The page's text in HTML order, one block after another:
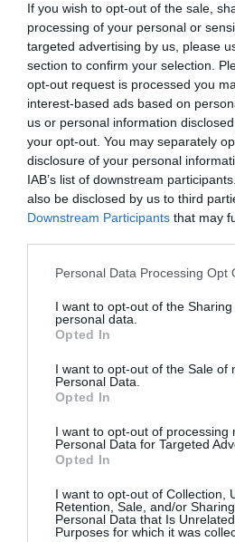
If you wish to opt-out of the sale,
processing of your personal or
targeted advertising by us, please
section to confirm your selection.
opt-out request is processed you
interest-based ads based on
us or personal information
your opt-out. You may separately
disclosure of your personal
IAB’s list of downstream
also be disclosed by us to third
Downstream Participants that may
Please note that this website/app
not limited to your visit or usage
grant or deny consent to Google
use your data for below specified
consent section.
Personal Data Processing Opt
I want to opt-out of the
personal data.
Opted In
I want to opt-out of the Sale of
Personal Data.
Opted In
I want to opt-out of processing
Personal Data for Targeted
Opted In
I want to opt-out of Collection,
Retention, Sale, and/or
Personal Data that Is
Purposes for which it was
A Ryanair legfrissebb
egyes online utazási
megemelhetik a
kapcsolódó
ellen.
2025. OKTÓBER 12. ● HAMU ÉS
A Ryanair
vásárolunk
HAMU ÉS GYÉMÁNT